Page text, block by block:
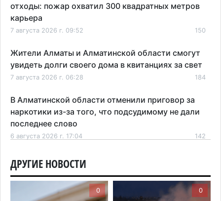
отходы: пожар охватил 300 квадратных метров
карьера
7 августа 2026 г. 09:52 150
Жители Алматы и Алматинской области смогут
увидеть долги своего дома в квитанциях за свет
7 августа 2026 г. 06:28 184
В Алматинской области отменили приговор за
наркотики из-за того, что подсудимому не дали
последнее слово
6 августа 2026 г. 17:04 142
Проезд по БАКАД резко подорожал: в
Алматинской области начали действовать новые
тарифы
6 августа 2026 г. 14:36 192
ДРУГИЕ НОВОСТИ
0 0